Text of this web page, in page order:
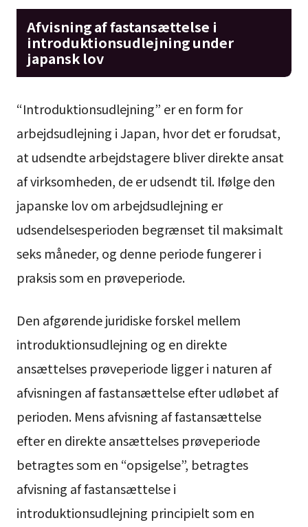
Afvisning af fastansættelse i
introduktionsudlejning under
japansk lov
“Introduktionsudlejning” er en form for
arbejdsudlejning i Japan, hvor det er forudsat,
at udsendte arbejdstagere bliver direkte ansat
af virksomheden, de er udsendt til. Ifølge den
japanske lov om arbejdsudlejning er
udsendelsesperioden begrænset til maksimalt
seks måneder, og denne periode fungerer i
praksis som en prøveperiode.
Den afgørende juridiske forskel mellem
introduktionsudlejning og en direkte
ansættelses prøveperiode ligger i naturen af
afvisningen af fastansættelse efter udløbet af
perioden. Mens afvisning af fastansættelse
efter en direkte ansættelses prøveperiode
betragtes som en “opsigelse”, betragtes
afvisning af fastansættelse i
introduktionsudlejning principielt som en